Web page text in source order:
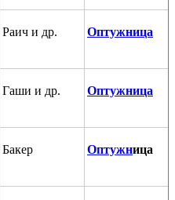
Раич и др. Оптужница
Гаши и др. Оптужница
Бакер Оптужница